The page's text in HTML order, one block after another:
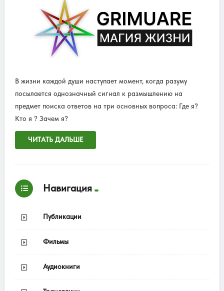
В жизни каждой души наступает момент, когда разуму
посылается однозначный сигнал к размышлению на
предмет поиска ответов на три основных вопроса: Где я?
Кто я ? Зачем я?
ЧИТАТЬ ДАЛЬШЕ
Навигация
Публикации
Фильмы
Аудиокниги